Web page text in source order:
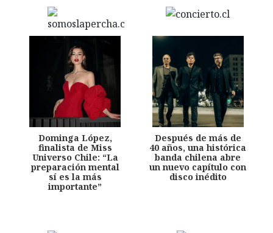
Dominga López,
finalista de Miss
Universo Chile: “La
preparación mental
sí es la más
importante”
Después de más de
40 años, una histórica
banda chilena abre
un nuevo capítulo con
disco inédito